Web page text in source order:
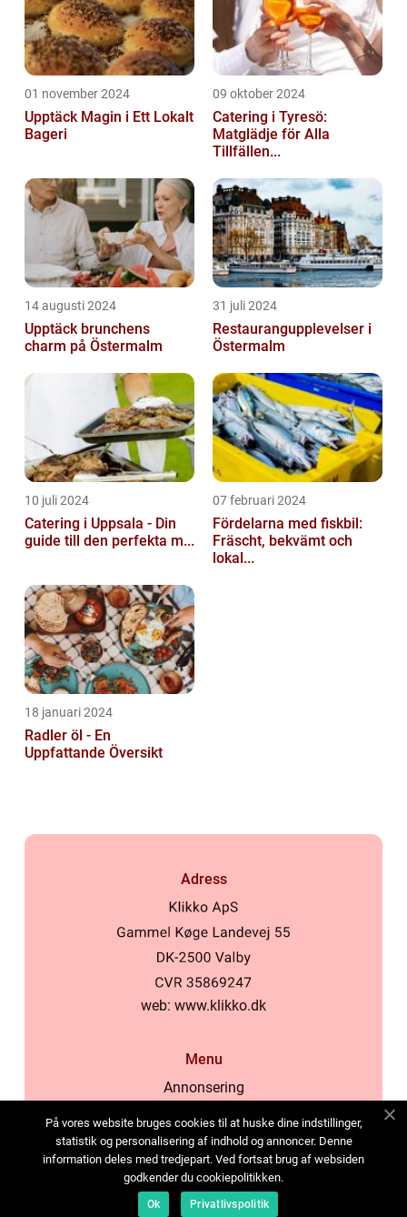
01 november 2024
Upptäck Magin i Ett Lokalt
Bageri
09 oktober 2024
Catering i Tyresö:
Matglädje för Alla
Tillfällen...
14 augusti 2024
Upptäck brunchens
charm på Östermalm
31 juli 2024
Restaurangupplevelser i
Östermalm
10 juli 2024
Catering i Uppsala - Din
guide till den perfekta m...
07 februari 2024
Fördelarna med fiskbil:
Fräscht, bekvämt och
lokal...
18 januari 2024
Radler öl - En
Uppfattande Översikt
Adress
web: www.klikko.dk
Menu
Annonsering
Cookies
Kontakta oss
Sitemap
På vores website bruges cookies til at huske dine indstillinger,
statistik og personalisering af indhold og annoncer. Denne
information deles med tredjepart. Ved fortsat brug af websiden
godkender du cookiepolitikken.
Ok Privatlivspolitik